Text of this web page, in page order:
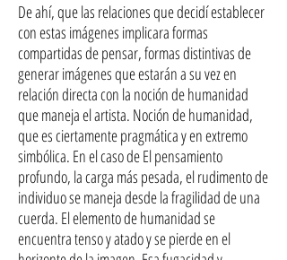
De ahí, que las relaciones que decidí establecer
con estas imágenes implicara formas
compartidas de pensar, formas distintivas de
generar imágenes que estarán a su vez en
relación directa con la noción de humanidad
que maneja el artista. Noción de humanidad,
que es ciertamente pragmática y en extremo
simbólica. En el caso de El pensamiento
profundo, la carga más pesada, el rudimento de
individuo se maneja desde la fragilidad de una
cuerda. El elemento de humanidad se
encuentra tenso y atado y se pierde en el